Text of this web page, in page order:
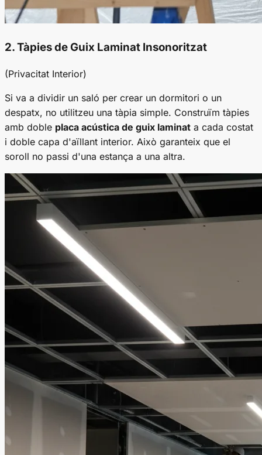
2. Tàpies de Guix Laminat Insonoritzat
(Privacitat Interior)
Si va a dividir un saló per crear un dormitori o un
despatx, no utilitzeu una tàpia simple. Construïm tàpies
amb doble placa acústica de guix laminat a cada costat
i doble capa d'aïllant interior. Això garanteix que el
soroll no passi d'una estança a una altra.